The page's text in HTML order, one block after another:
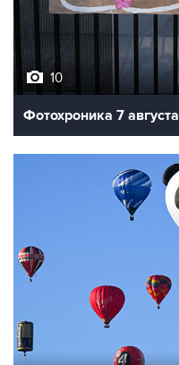
10
Фотохроника 7 августа